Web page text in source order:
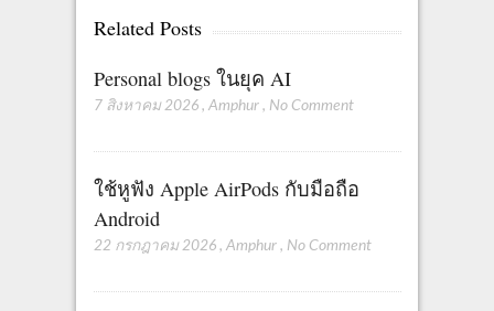
Related Posts
Personal blogs ในยุค AI
7 สิงหาคม 2026 , Amphur , No Comment
ใช้หูฟัง Apple AirPods กับมือถือ
Android
22 กรกฎาคม 2026 , Amphur , No Comment